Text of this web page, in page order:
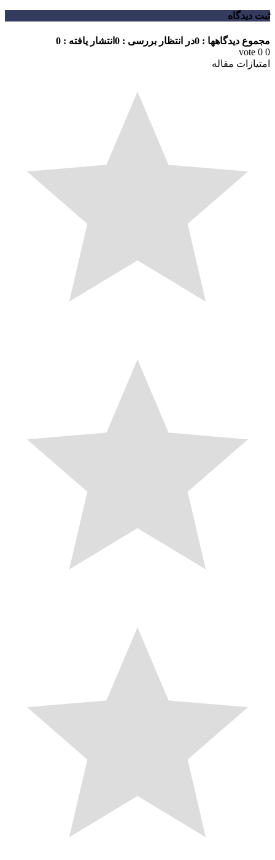
ثبت دیدگاه
مجموع دیدگاهها : 0 در انتظار بررسی : 0
انتشار یافته : 0
0
0
vote
امتیازات مقاله